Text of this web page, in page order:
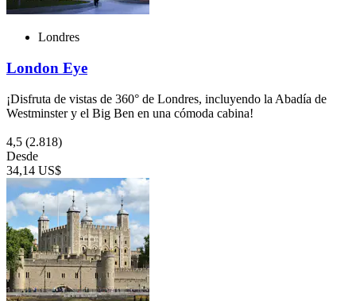
Londres
London Eye
¡Disfruta de vistas de 360° de Londres, incluyendo la Abadía de
Westminster y el Big Ben en una cómoda cabina!
4,5 (2.818)
Desde
34,14 US$